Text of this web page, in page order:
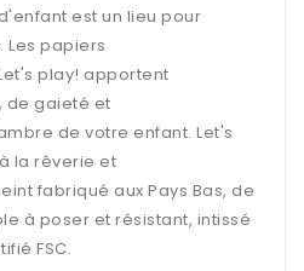
est un lieu pour
. Les papiers
play! apportent
, de gaieté et
de votre enfant. Let's
à la rêverie et
fabriqué aux Pays Bas, de
à poser et résistant, intissé
FSC.